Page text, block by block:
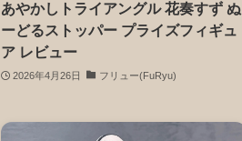
あやかしトライアングル 花奏すず ぬ
ーどるストッパー プライズフィギュ
ア レビュー
2026年4月26日 フリュー(FuRyu)